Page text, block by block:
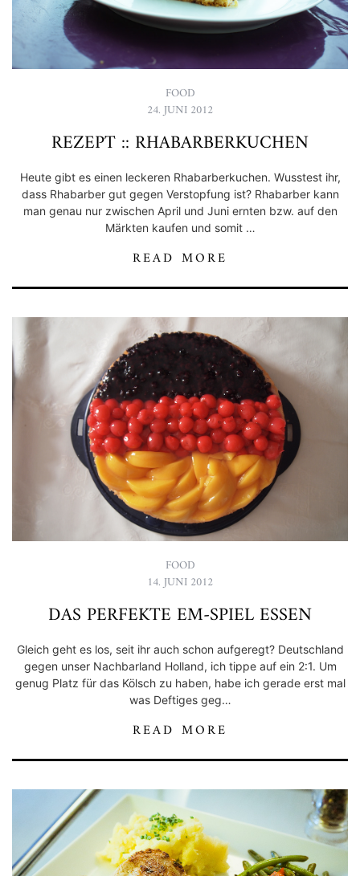
FOOD
24. JUNI 2012
REZEPT :: RHABARBERKUCHEN
Heute gibt es einen leckeren Rhabarberkuchen. Wusstest ihr,
dass Rhabarber gut gegen Verstopfung ist? Rhabarber kann
man genau nur zwischen April und Juni ernten bzw. auf den
Märkten kaufen und somit …
READ MORE
FOOD
14. JUNI 2012
DAS PERFEKTE EM-SPIEL ESSEN
Gleich geht es los, seit ihr auch schon aufgeregt? Deutschland
gegen unser Nachbarland Holland, ich tippe auf ein 2:1. Um
genug Platz für das Kölsch zu haben, habe ich gerade erst mal
was Deftiges geg…
READ MORE